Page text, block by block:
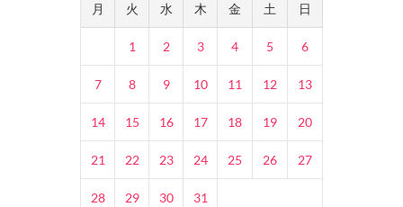
月 火 水 木 金 土 日
1 2 3 4 5 6
7 8 9 10 11 12 13
14 15 16 17 18 19 20
21 22 23 24 25 26 27
28 29 30
31